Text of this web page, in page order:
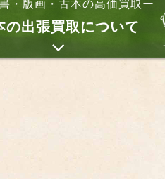
・版画・古本の高価買取ー
の出張買取について